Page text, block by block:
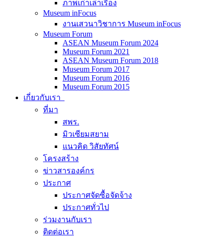
ภาพเก่าเล่าเรื่อง
Museum inFocus
งานเสวนาวิชาการ Museum inFocus
Museum Forum
ASEAN Museum Forum 2024
Museum Forum 2021
ASEAN Museum Forum 2018
Museum Forum 2017
Museum Forum 2016
Museum Forum 2015
เกี่ยวกับเรา
ที่มา
สพร.
มิวเซียมสยาม
แนวคิด วิสัยทัศน์
โครงสร้าง
ข่าวสารองค์กร
ประกาศ
ประกาศจัดซื้อจัดจ้าง
ประกาศทั่วไป
ร่วมงานกับเรา
ติดต่อเรา